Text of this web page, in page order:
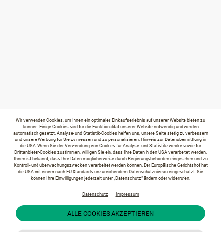
Wir verwenden Cookies, um Ihnen ein optimales Einkaufserlebnis auf unserer Website bieten zu
können. Einige Cookies sind für die Funktionalität unserer Website notwendig und werden
automatisch gesetzt. Analyse- und Statistik-Cookies helfen uns, unsere Seite stetig zu verbessern
und unsere Werbung für Sie zu messen und zu personalisieren. Hinweis zur Datenübermittlung in
die USA: Wenn Sie der Verwendung von Cookies für Analyse- und Statistikzwecke sowie für
Drittanbieter-Cookies zustimmen, willigen Sie ein, dass Ihre Daten in den USA verarbeitet werden.
Ihnen ist bekannt, dass Ihre Daten möglicherweise durch Regierungsbehörden eingesehen und zu
Kontroll- und überwachungszwecken verarbeitet werden können. Der Europäische Gerichtshof hat
die USA mit einem nach EU-Standards unzureichendem Datenschutzniveau eingeschätzt. Sie
können Ihre Einwilligungen jederzeit unter „Datenschutz“ ändern oder widerrufen.
Datenschutz Impressum
ALLE COOKIES AKZEPTIEREN